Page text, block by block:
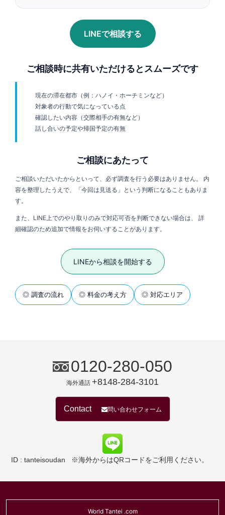
LINEで相談する
ご相談時に共有いただけるとスムーズです
現在の滞在都市（例：ハノイ・ホーチミンなど）
対象者の行動で気になっている点
確認したい内容（交際相手の有無など）
話し合いの予定や帰国予定の有無
ご相談にあたって
ご相談いただいたからといって、必ず調査を行う必要はありません。 内
容を整理したうえで、「今回は見送る」という判断になることもありま
す。
また、LINE上でのやり取りのみで対応可否を判断できない場合は、 詳
細確認のため追加で情報をお伺いすることがあります。
LINEから相談を開始する
◎ 調査の流れ ◎ 料金の考え方 ◎ 対応エリア
0120-280-050
海外通話 +8148-284-3101
Contact 問い合わせフォーム
ID : tanteisoudan ※海外からはQRコードをご利用ください。
World Tantei .com